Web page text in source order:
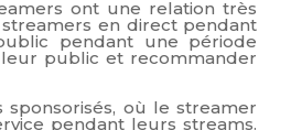
ont une relation très
en direct pendant
pendant une période
public et recommander
où le streamer
pendant leurs streams.